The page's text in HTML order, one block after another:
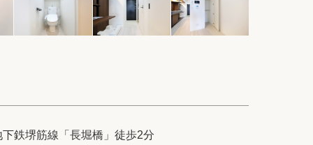
下鉄堺筋線「長堀橋」徒歩2分